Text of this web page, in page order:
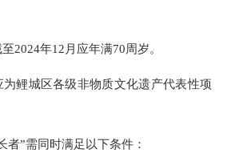
至2024年12月应年满70周岁。
为鲤城区各级非物质文化遗产代表性项
者”需同时满足以下条件：